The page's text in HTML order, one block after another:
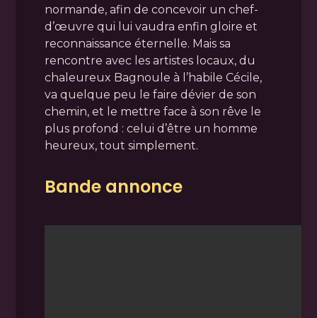
normande, afin de concevoir un chef-
d’œuvre qui lui vaudra enfin gloire et
reconnaissance éternelle. Mais sa
rencontre avec les artistes locaux, du
chaleureux Bagnoule à l’habile Cécile,
va quelque peu le faire dévier de son
chemin, et le mettre face à son rêve le
plus profond : celui d’être un homme
heureux, tout simplement.
Bande annonce